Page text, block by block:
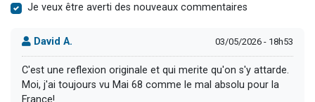
Je veux être averti des nouveaux commentaires
David A. 03/05/2026 - 18h53
C'est une reflexion originale et qui merite qu'on s'y attarde.
Moi, j'ai toujours vu Mai 68 comme le mal absolu pour la